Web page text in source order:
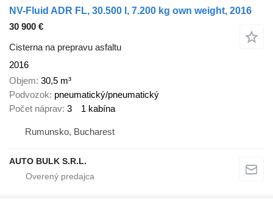
NV-Fluid ADR FL, 30.500 l, 7.200 kg own weight, 2016
30 900 €
Cisterna na prepravu asfaltu
2016
Objem 30,5 m³
Podvozok pneumatický/pneumatický
Počet náprav 3 1 kabína
Rumunsko, Bucharest
AUTO BULK S.R.L.